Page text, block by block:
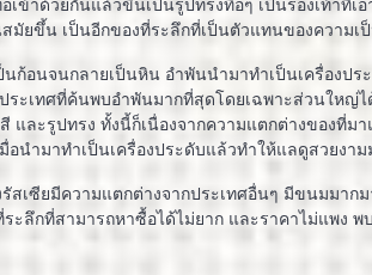
ยขึ้น เป็นอีกของที่ระลึกที่เป็นตัวแทนของความเ
อนจนกลายเป็นหิน อำพันนำมาทำเป็นเครื่องป
ะเทศที่ค้นพบอำพันมากที่สุดโดยเฉพาะส่วนใหญ่
ละรูปทรง ทั้งนี้ก็เนื่องจากความแตกต่างของที่
อนำมาทำเป็นเครื่องประดับแล้วทำให้แลดูสวยงาม
ซียมีความแตกต่างจากประเทศอื่นๆ มีขนมมาก
กที่สามารถหาซื้อได้ไม่ยาก และราคาไม่แพง พ